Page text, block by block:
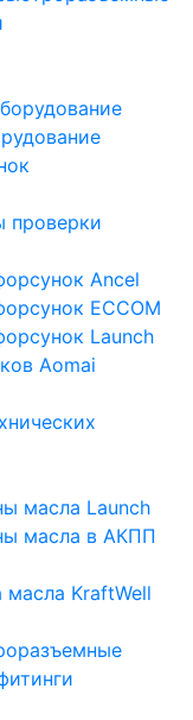
проверки
Ancel
ECCOM
Launch
Aomai
масла Launch
масла в АКПП
масла KraftWell